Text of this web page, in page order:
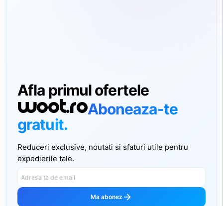
Afla primul ofertele
woot.roAboneaza-te
gratuit.
Reduceri exclusive, noutati si sfaturi utile pentru
expedierile tale.
Adresa ta de email
Ma abonez arrow_forward